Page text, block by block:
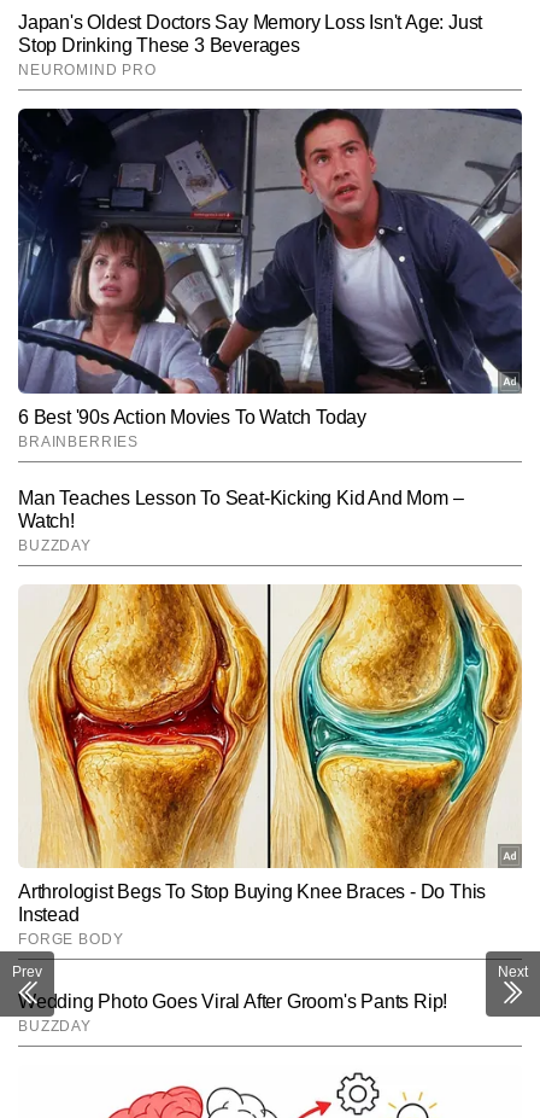
Hindi NewsEducation
नीलाक्ष सिंह AUTHOR
नीलाक्ष सिंह 2021 से टाइम्स नाउ नवभारत डिजिटल से जुड़े हैं और एजुकेशन
सेक्शन के लिए कंटेंट लिखते हैं। लखनऊ विश्वविद्यालय से मास कम्युनिकेशन की
पढ़ाई के दौरान ही उन्होंने प्रिंट मीडिया में इंटर्नशिप की, जहां फील्ड रिपोर्टिंग,
स्टूडेंट-इश्यू बेस्ड ग्राउंड स्टोरीज और सटीक न्यूजराइटिंग की बुनियादी समझ
हासिल की। प्रिंट के बाद डिजिटल मीडिया में भी वह एजुकेशन बीट पर ही लगातार
काम करते रहे हैं। पत्रकारिता में 10 सालों से सक्रिय नीलाक्ष सिंह  12 हजार से
अधिक खबरें लिख चुके हैं। वह एग्जाम अपडेट्स, एडमिशन प्रोसेस, करियर गाइडेंस,
स्टूडेंट वेलफेयर, बोर्ड रिजल्ट्स और नीतिगत बदलावों पर गहन और बेहद उपयोगी
कंटेंट तैयार करते हैं।
और पढ़ें
Follow Us:
Subscribe to our daily Newsletter!
Prev Next